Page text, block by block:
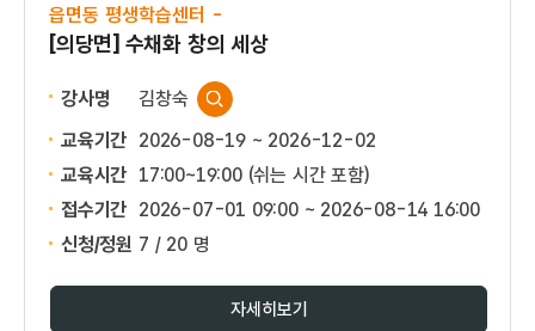
읍면동 평생학습센터 -
[의당면] 수채화 창의 세상
강사명
김창숙
교육기간 2026-08-19 ~ 2026-12-02
교육시간 17:00~19:00 (쉬는 시간 포함)
접수기간 2026-07-01 09:00 ~ 2026-08-14 16:00
신청/정원 7 / 20 명
자세히보기